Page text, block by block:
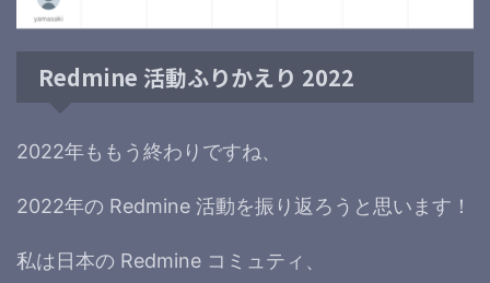
Redmine 活動ふりかえり 2022
2022年ももう終わりですね、
2022年の Redmine 活動を振り返ろうと思います！
私は日本の Redmine コミュティ、